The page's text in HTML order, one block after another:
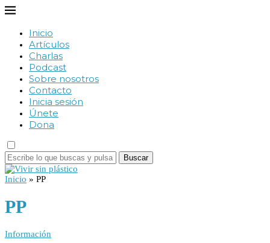
Inicio
Artículos
Charlas
Podcast
Sobre nosotros
Contacto
Inicia sesión
Únete
Dona
Buscar
Inicio » PP
PP
Información